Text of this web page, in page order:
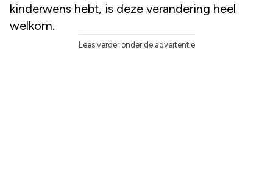
kinderwens hebt, is deze verandering heel
welkom.
Lees verder onder de advertentie